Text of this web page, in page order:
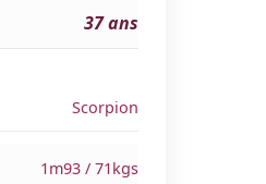
37 ans
Scorpion
1m93 / 71kgs